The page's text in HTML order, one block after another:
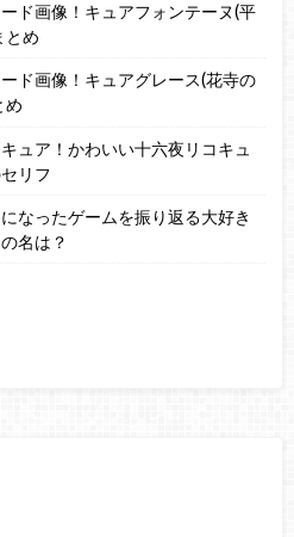
ド画像！キュアフォンテーヌ(平
とめ
ド画像！キュアグレース(花寺の
め
ュア！かわいい十六夜リコキュ
リフ
なったゲームを振り返る大好き
名は？